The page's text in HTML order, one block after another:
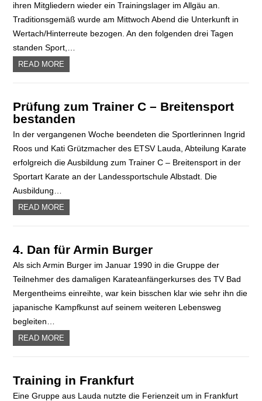
ihren Mitgliedern wieder ein Trainingslager im Allgäu an.
Traditionsgemäß wurde am Mittwoch Abend die Unterkunft in
Wertach/Hinterreute bezogen. An den folgenden drei Tagen
standen Sport,…
READ MORE
Prüfung zum Trainer C – Breitensport
bestanden
In der vergangenen Woche beendeten die Sportlerinnen Ingrid
Roos und Kati Grützmacher des ETSV Lauda, Abteilung Karate
erfolgreich die Ausbildung zum Trainer C – Breitensport in der
Sportart Karate an der Landessportschule Albstadt. Die
Ausbildung…
READ MORE
4. Dan für Armin Burger
Als sich Armin Burger im Januar 1990 in die Gruppe der
Teilnehmer des damaligen Karateanfängerkurses des TV Bad
Mergentheims einreihte, war kein bisschen klar wie sehr ihn die
japanische Kampfkunst auf seinem weiteren Lebensweg
begleiten…
READ MORE
Training in Frankfurt
Eine Gruppe aus Lauda nutzte die Ferienzeit um in Frankfurt